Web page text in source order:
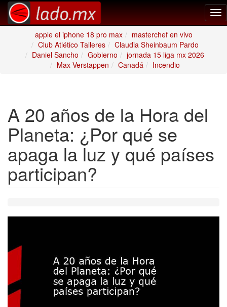
apple el iphone 18 pro max
masterchef en vivo
Club Atlético Talleres
Claudia Sheinbaum Pardo
Daniel Sancho
Gobierno
jornada 15 liga mx 2026
Max Verstappen
Canadá Incendio
A 20 años de la Hora del
Planeta: ¿Por qué se
apaga la luz y qué países
participan?